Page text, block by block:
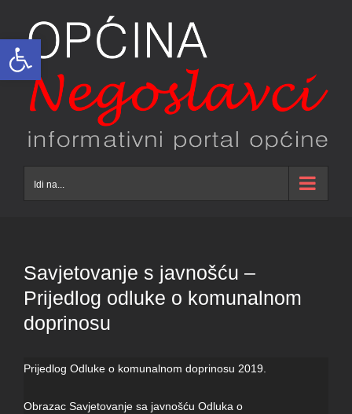
Open toolbar
content
Idi na...
Savjetovanje s javnošću –
Prijedlog odluke o komunalnom
doprinosu
Prijedlog Odluke o komunalnom doprinosu 2019.
Obrazac Savjetovanje sa javnošću Odluka o